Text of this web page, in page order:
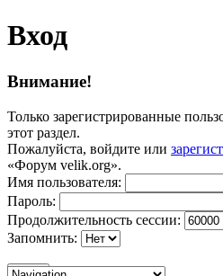
Вход
Внимание!
Только зарегистрированные
этот раздел.
Пожалуйста, войдите или
«Форум velik.org».
Имя пользователя:
Пароль:
Продолжительность сессии:
Запомнить: